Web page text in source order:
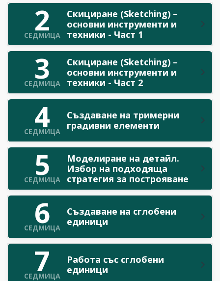
2
СЕДМИЦА
Скициране (Sketching) –
основни инструменти и
техники - Част 1
3
СЕДМИЦА
Скициране (Sketching) –
основни инструменти и
техники - Част 2
4
СЕДМИЦА
Създаване на тримерни
градивни елементи
5
СЕДМИЦА
Моделиране на детайл.
Избор на подходяща
стратегия за построяване
6
СЕДМИЦА
Създаване на сглобени
единици
7
СЕДМИЦА
Работа със сглобени
единици